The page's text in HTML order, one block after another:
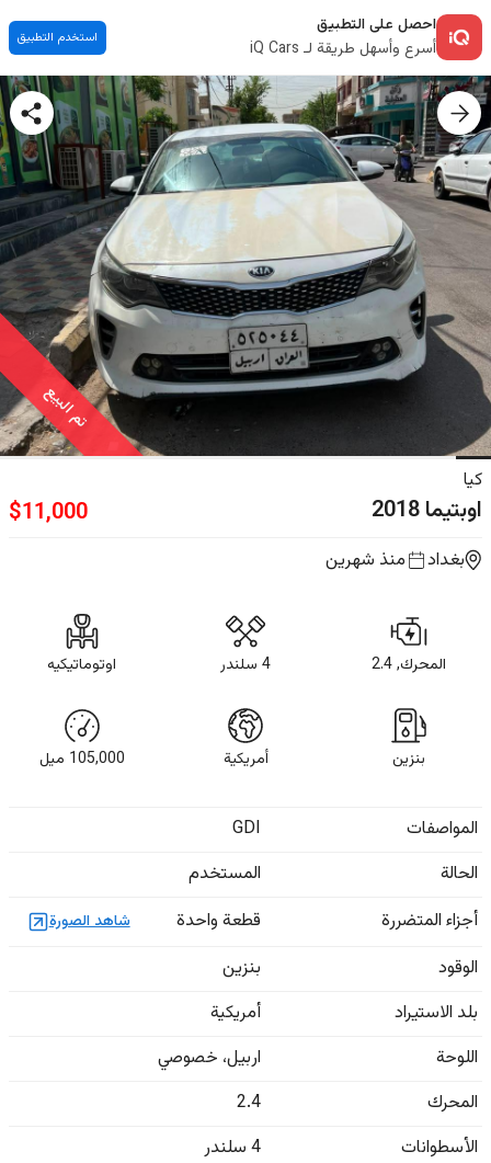
احصل على التطبيق
أسرع وأسهل طريقة لـ iQ Cars
استخدم التطبيق
تم البيع
كيا
اوبتيما2018
$11,000
بغداد منذ شهرين
المحرك, 2.4 4 سلندر اوتوماتيكيه
بنزين أمريكية 105,000 ميل
المواصفات
GDI
الحالة
المستخدم
أجزاء المتضررة
قطعة واحدة شاهد الصورة
الوقود
بنزين
بلد الاستيراد
أمريكية
اللوحة
اربيل، خصوصي
المحرك
2.4
الأسطوانات
4 سلندر